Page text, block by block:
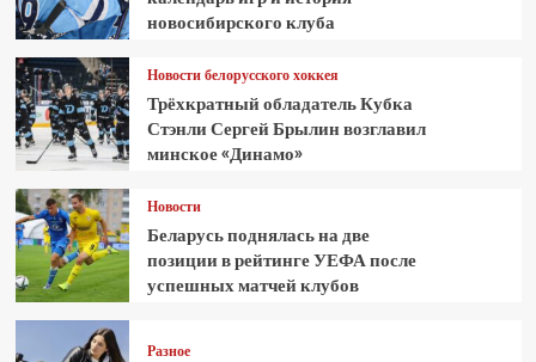
новосибирского клуба
Новости белорусского хоккея
Трёхкратный обладатель Кубка
Стэнли Сергей Брылин возглавил
минское «Динамо»
Новости
Беларусь поднялась на две
позиции в рейтинге УЕФА после
успешных матчей клубов
Разное